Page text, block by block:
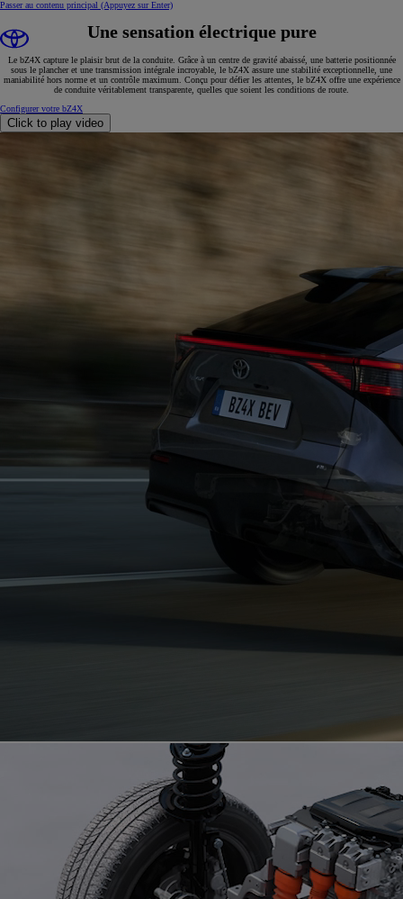
Passer au contenu principal (Appuyez sur Enter)
Une sensation électrique pure
Le bZ4X capture le plaisir brut de la conduite. Grâce à un centre de gravité abaissé, une batterie positionnée
sous le plancher et une transmission intégrale incroyable, le bZ4X assure une stabilité exceptionnelle, une
maniabilité hors norme et un contrôle maximum. Conçu pour défier les attentes, le bZ4X offre une expérience
de conduite véritablement transparente, quelles que soient les conditions de route.
Configurer votre bZ4X
Click to play video